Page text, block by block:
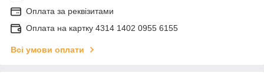
Оплата за реквізитами
Оплата на картку 4314 1402 0955 6155
Всі умови оплати